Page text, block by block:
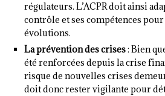
régulateurs. L’ACPR doit ainsi
contrôle et ses compétences pour
évolutions.
La prévention des crises: Bien
été renforcées depuis la crise
risque de nouvelles crises
doit donc rester vigilante pour